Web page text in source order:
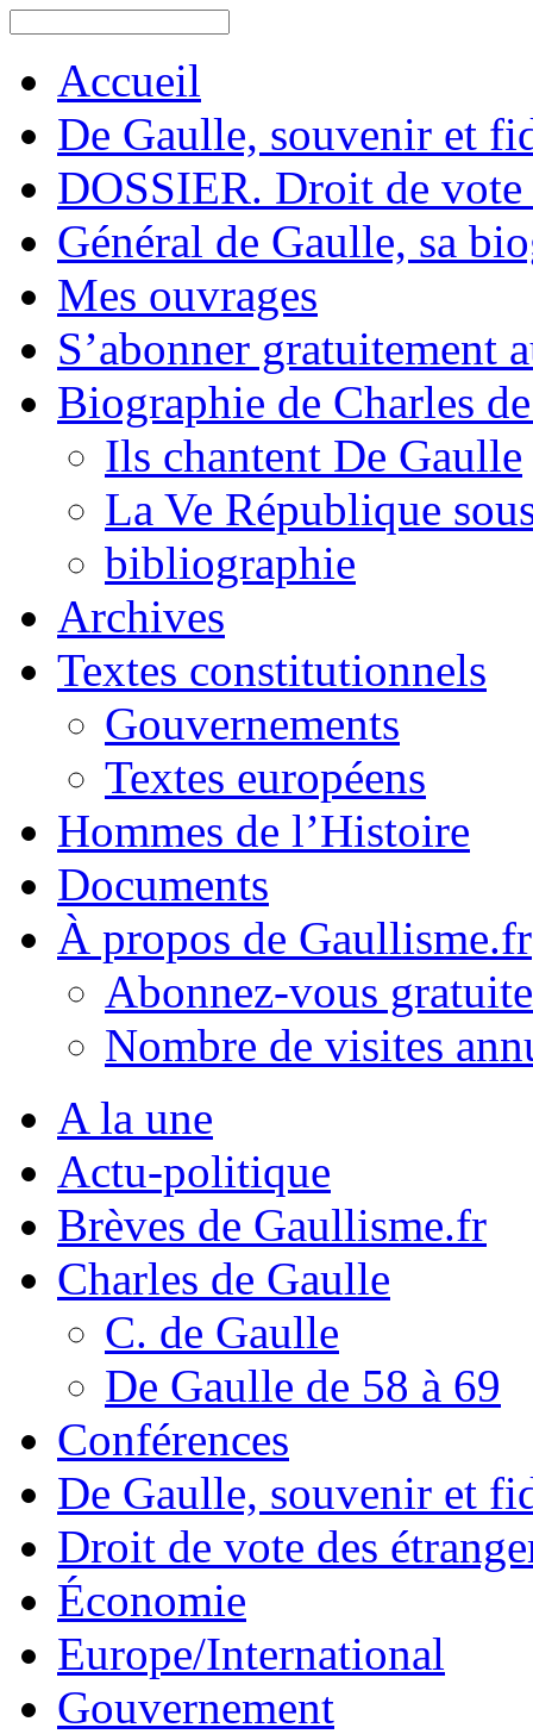
Accueil
De Gaulle, souvenir et
DOSSIER. Droit de vote
Général de Gaulle, sa
Mes ouvrages
S’abonner gratuitement
Biographie de Charles
Ils chantent De Gaulle
La Ve République
bibliographie
Archives
Textes constitutionnels
Gouvernements
Textes européens
Hommes de l’Histoire
Documents
À propos de Gaullisme.fr
Abonnez-vous
Nombre de visites
A la une
Actu-politique
Brèves de Gaullisme.fr
Charles de Gaulle
C. de Gaulle
De Gaulle de 58 à 69
Conférences
De Gaulle, souvenir et
Droit de vote des
Économie
Europe/International
Gouvernement